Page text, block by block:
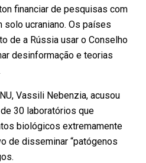
financiar de pesquisas com
ucraniano. Os países
de a Rússia usar o Conselho
desinformação e teorias
Vassili Nebenzia, acusou
30 laboratórios que
biológicos extremamente
de disseminar “patógenos